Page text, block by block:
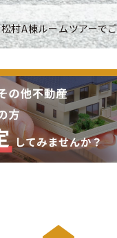
松村A棟ルームツアーで